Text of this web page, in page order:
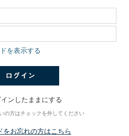
を表示する
インしたままにする
の方はチェックを外してください
をお忘れの方はこちら